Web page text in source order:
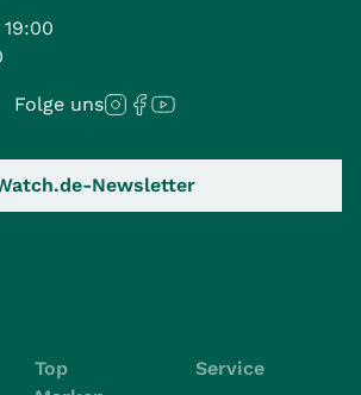
Folge uns
Newsletter
Top
Service